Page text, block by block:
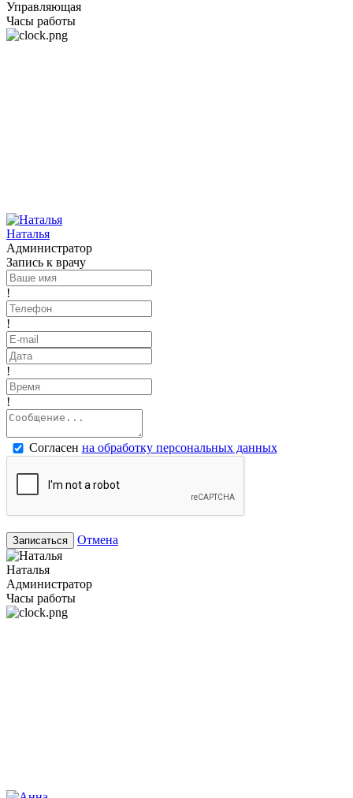
Управляющая
Часы работы
Наталья
Администратор
Запись к врачу
!
!
!
!
Согласен на обработку персональных данных
Записаться Отмена
Наталья
Администратор
Часы работы